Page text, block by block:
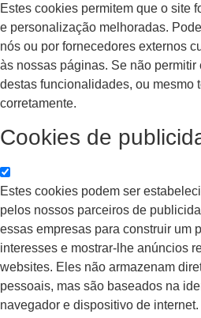
Estes cookies permitem que o site
e personalização melhoradas.
nós ou por fornecedores externos
às nossas páginas. Se não
destas funcionalidades, ou mesmo
corretamente.
Cookies de
Estes cookies podem ser
pelos nossos parceiros de
essas empresas para construir um
interesses e mostrar-lhe anúncios
websites. Eles não armazenam
pessoais, mas são baseados na
navegador e dispositivo de